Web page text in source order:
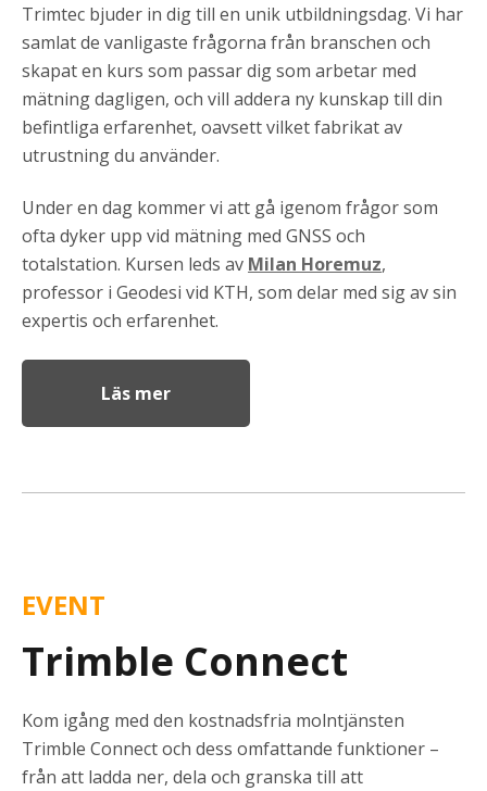
Trimtec bjuder in dig till en unik utbildningsdag. Vi har
samlat de vanligaste frågorna från branschen och
skapat en kurs som passar dig som arbetar med
mätning dagligen, och vill addera ny kunskap till din
befintliga erfarenhet, oavsett vilket fabrikat av
utrustning du använder.
Under en dag kommer vi att gå igenom frågor som
ofta dyker upp vid mätning med GNSS och
totalstation. Kursen leds av Milan Horemuz,
professor i Geodesi vid KTH, som delar med sig av sin
expertis och erfarenhet.
Läs mer
EVENT
Trimble Connect
Kom igång med den kostnadsfria molntjänsten
Trimble Connect och dess omfattande funktioner –
från att ladda ner, dela och granska till att